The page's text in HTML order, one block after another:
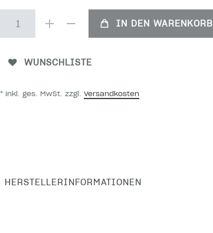
IN DEN WARENKORB
WUNSCHLISTE
* inkl. ges. MwSt. zzgl. Versandkosten
HERSTELLERINFORMATIONEN